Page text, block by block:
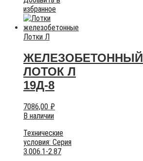
избранное
Лотки Л
ЖЕЛЕЗОБЕТОННЫЙ
ЛОТОК Л
19Д-8
7086,00 ₽
В наличии
Технические
условия: Серия
3.006.1-2.87